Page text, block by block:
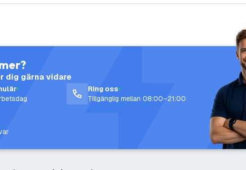
dig gärna vidare
Ring oss
Tillgänglig mellan 08:00–21:00